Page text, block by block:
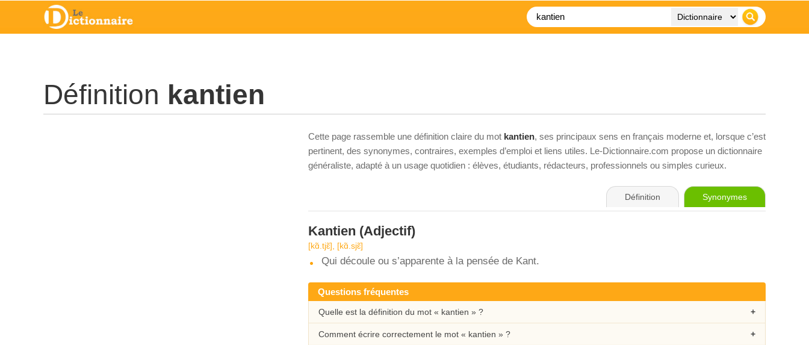
Définition kantien
Cette page rassemble une définition claire du mot kantien, ses principaux sens en français moderne et, lorsque c’est
pertinent, des synonymes, contraires, exemples d’emploi et liens utiles. Le-Dictionnaire.com propose un dictionnaire
généraliste, adapté à un usage quotidien : élèves, étudiants, rédacteurs, professionnels ou simples curieux.
Définition Synonymes
Kantien (Adjectif)
[kɑ̃.tjɛ̃], [kɑ̃.sjɛ̃]
Qui découle ou s’apparente à la pensée de Kant.
Questions fréquentes
Quelle est la définition du mot « kantien » ?
Comment écrire correctement le mot « kantien » ?